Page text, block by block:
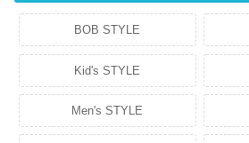
BOB STYLE
Kid's STYLE
Men's STYLE